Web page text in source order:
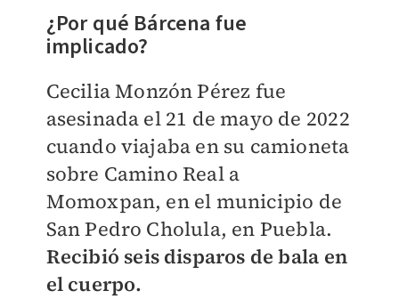
¿Por qué Bárcena fue
implicado?
Cecilia Monzón Pérez fue
asesinada el 21 de mayo de 2022
cuando viajaba en su camioneta
sobre Camino Real a
Momoxpan, en el municipio de
San Pedro Cholula, en Puebla.
Recibió seis disparos de bala en
el cuerpo.